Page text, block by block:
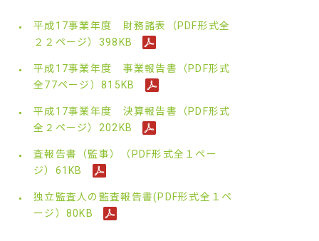
平成17事業年度 財務諸表（PDF形式全
２２ページ）398KB
平成17事業年度 事業報告書（PDF形式
全77ページ）815KB
平成17事業年度 決算報告書（PDF形式
全２ページ）202KB
査報告書（監事）（PDF形式全１ペー
ジ）61KB
独立監査人の監査報告書(PDF形式全１ペ
ージ）80KB